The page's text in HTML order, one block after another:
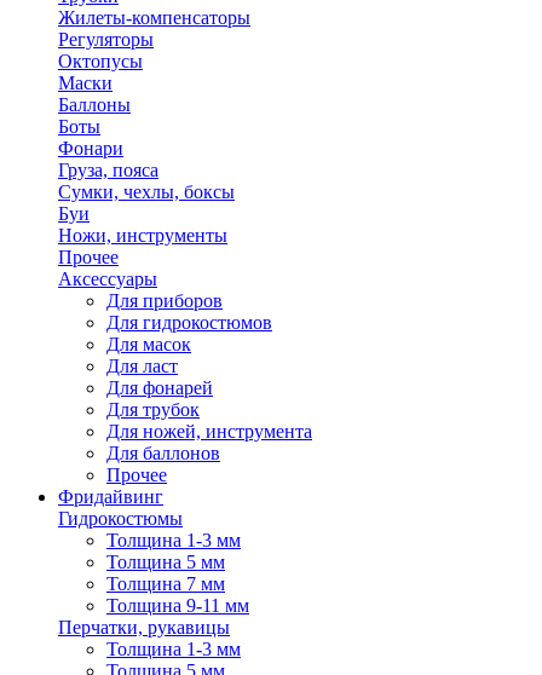
Жилеты-компенсаторы
Регуляторы
Октопусы
Маски
Баллоны
Боты
Фонари
Груза, пояса
Сумки, чехлы, боксы
Буи
Ножи, инструменты
Прочее
Аксессуары
Для приборов
Для гидрокостюмов
Для масок
Для ласт
Для фонарей
Для трубок
Для ножей, инструмента
Для баллонов
Прочее
Фридайвинг
Гидрокостюмы
Толщина 1-3 мм
Толщина 5 мм
Толщина 7 мм
Толщина 9-11 мм
Перчатки, рукавицы
Толщина 1-3 мм
Толщина 5 мм